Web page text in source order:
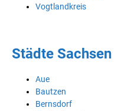
Vogtlandkreis
Städte Sachsen
Aue
Bautzen
Bernsdorf